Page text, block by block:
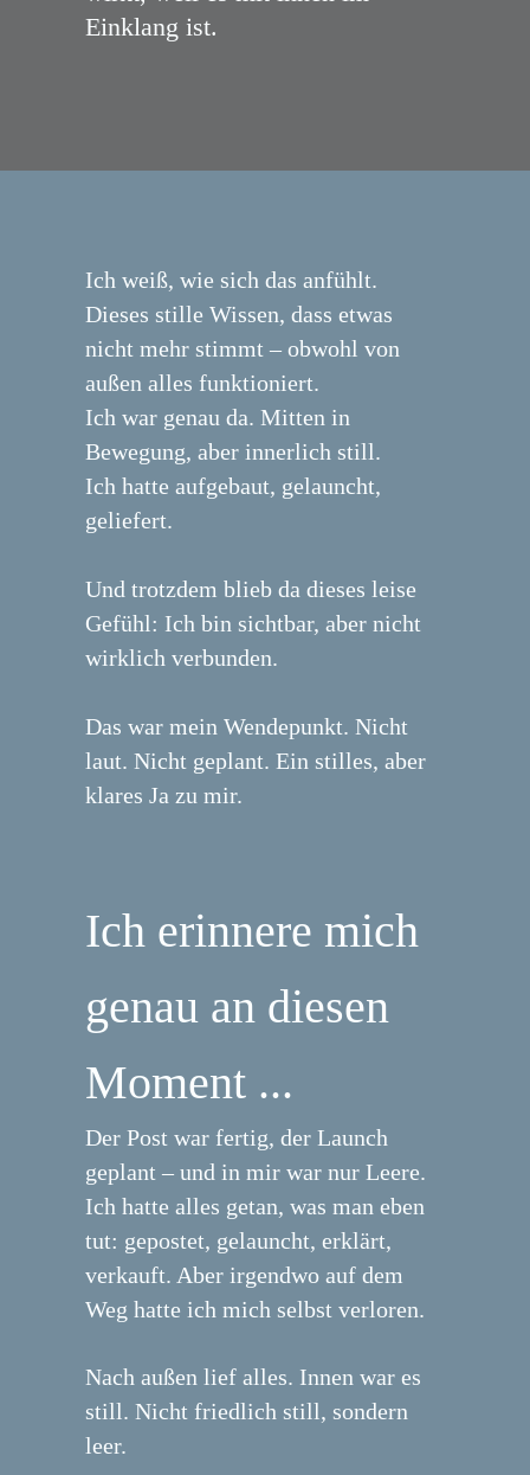
Einklang ist.
Ich weiß, wie sich das anfühlt.
Dieses stille Wissen, dass etwas
nicht mehr stimmt – obwohl von
außen alles funktioniert.
Ich war genau da. Mitten in
Bewegung, aber innerlich still.
Ich hatte aufgebaut, gelauncht,
geliefert.
Und trotzdem blieb da dieses leise
Gefühl: Ich bin sichtbar, aber nicht
wirklich verbunden.
Das war mein Wendepunkt. Nicht
laut. Nicht geplant. Ein stilles, aber
klares Ja zu mir.
Ich erinnere mich
genau an diesen
Moment ...
Der Post war fertig, der Launch
geplant – und in mir war nur Leere.
Ich hatte alles getan, was man eben
tut: gepostet, gelauncht, erklärt,
verkauft. Aber irgendwo auf dem
Weg hatte ich mich selbst verloren.
Nach außen lief alles. Innen war es
still. Nicht friedlich still, sondern
leer.